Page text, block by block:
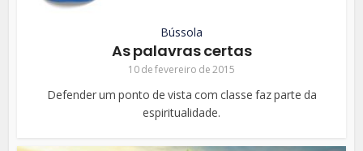
Bússola
As palavras certas
10 de fevereiro de 2015
Defender um ponto de vista com classe faz parte da
espiritualidade.